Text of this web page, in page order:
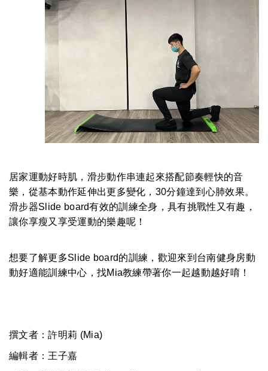
居家運動好時肌，滑步動作串連起來搭配節奏輕快的音
樂，從基本動作延伸出更多變化，30分鐘達到心肺效果。
滑步器Slide board有效的訓練全身，具有挑戰性又有趣，
讓你享瘦又享受運動的樂趣呢！
想要了解更多Slide board的訓練，歡迎來到台南健身房動
動好適能訓練中心，找Mia教練帶著你一起越動越好唷！
撰文者：許明莉 (Mia)
編輯者：王子嘉